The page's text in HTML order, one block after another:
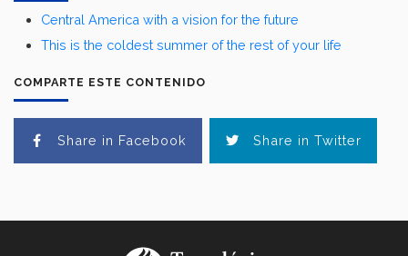
Central America with a vision for the future
This is the coldest summer of the rest of your life
COMPARTE ESTE CONTENIDO
Share in Facebook Share in Twitter